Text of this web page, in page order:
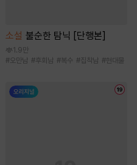
소설 불순한 탐닉 [단행본]
1.9만
#오만남 #후회남 #복수 #집착남 #현대물